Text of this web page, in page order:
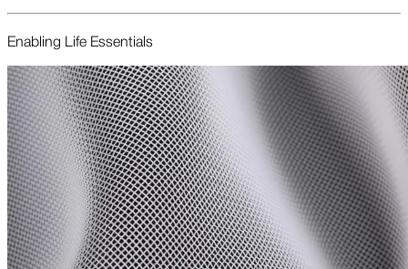
Enabling Life Essent­ials